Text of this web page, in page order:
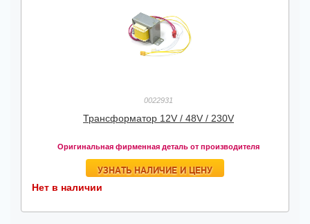
0022931
Трансформатор 12V / 48V / 230V
Оригинальная фирменная деталь от производителя
УЗНАТЬ НАЛИЧИЕ И ЦЕНУ
Нет в наличии